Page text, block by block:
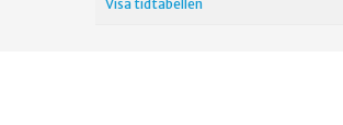
Visa tidtabellen